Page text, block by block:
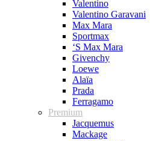
Valentino
Valentino Garavani
Max Mara
Sportmax
‘S Max Mara
Givenchy
Loewe
Alaïa
Prada
Ferragamo
Premium
Jacquemus
Mackage